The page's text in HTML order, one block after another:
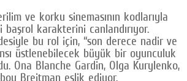
ve korku sinemasının kodlarıyla
karakterini canlandırıyor.
bu rol için, “son derece nadir ve
üstlenebilecek büyük bir oyunculuk
Ona Blanche Gardin, Olga Kurylenko,
Breitman eşlik ediyor.